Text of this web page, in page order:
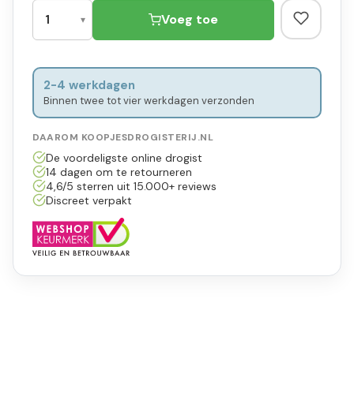
Voeg toe
2-4 werkdagen
Binnen twee tot vier werkdagen verzonden
DAAROM KOOPJESDROGISTERIJ.NL
De voordeligste online drogist
14 dagen om te retourneren
4,6/5 sterren uit 15.000+ reviews
Discreet verpakt